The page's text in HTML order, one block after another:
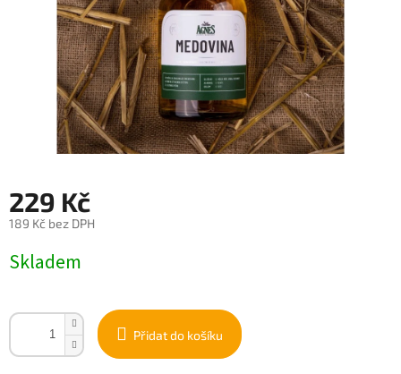
229 Kč
189 Kč bez DPH
cena:
Skladem
Přidat do košíku